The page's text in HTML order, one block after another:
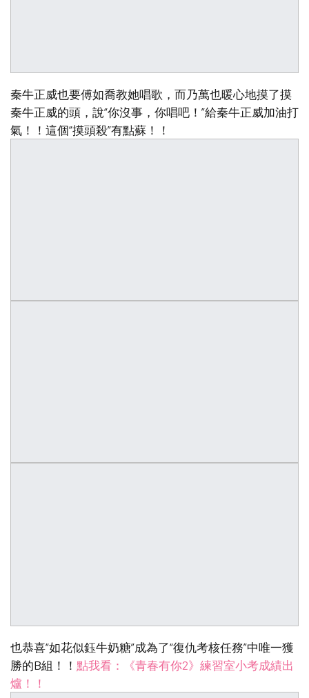
秦牛正威也要傅如喬教她唱歌，而乃萬也暖心地摸了摸
秦牛正威的頭，說“你沒事，你唱吧！”給秦牛正威加油打
氣！！這個“摸頭殺”有點蘇！！
也恭喜“如花似鈺牛奶糖”成為了“復仇考核任務”中唯一獲
勝的B組！！ 點我看：《青春有你2》練習室小考成績出
爐！！